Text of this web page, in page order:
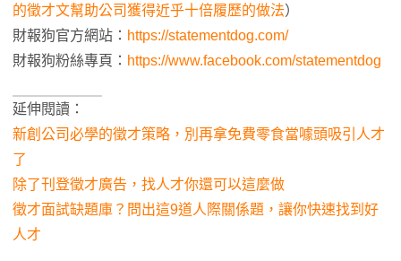
的徵才文幫助公司獲得近乎十倍履歷的做法）
財報狗官方網站： https://statementdog.com/
財報狗粉絲專頁： https://www.facebook.com/statementdog
延伸閱讀：
新創公司必學的徵才策略，別再拿免費零食當噱頭吸引人才
了
除了刊登徵才廣告，找人才你還可以這麼做
徵才面試缺題庫？問出這9道人際關係題，讓你快速找到好
人才